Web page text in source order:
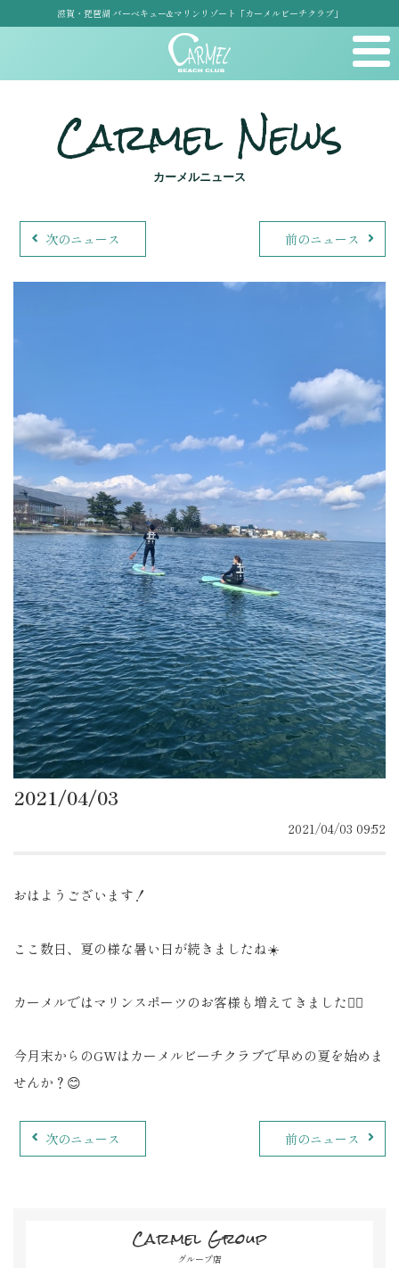
滋賀・琵琶湖 バーベキュー&マリンリゾート「カーメルビーチクラブ」
Carmel News
カーメルニュース
次のニュース 前のニュース
2021/04/03
2021/04/03 09:52
おはようございます！
ここ数日、夏の様な暑い日が続きましたね☀️
カーメルではマリンスポーツのお客様も増えてきました🏄‍♂️
今月末からのGWはカーメルビーチクラブで早めの夏を始めま
せんか？😊
次のニュース 前のニュース
Carmel Group
グループ店